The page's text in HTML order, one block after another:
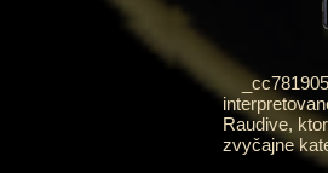
Raudive,
zvyčajne